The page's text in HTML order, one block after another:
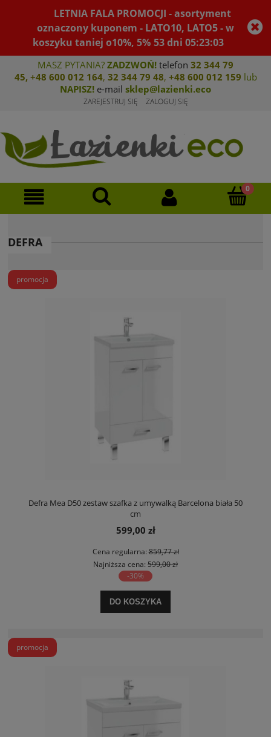
LETNIA FALA PROMOCJI - asortyment
oznaczony kuponem - LATO10, LATO5 - w
koszyku taniej o10%, 5% 53dni05:23:02
MASZ PYTANIA? ZADZWOŃ! telefon 32 344 79
45, +48 600 012 164, 32 344 79 48, +48 600 012 159 lub
NAPISZ! e-mail sklep@lazienki.eco
ZAREJESTRUJ SIĘ ZALOGUJ SIĘ
DEFRA
Defra Mea D50 zestaw szafka z umywalką Barcelona biała 50
cm
599,00 zł
Cena regularna:859,77 zł
Najniższa cena: 599,00 zł
-30%
DO KOSZYKA
promocja
promocja